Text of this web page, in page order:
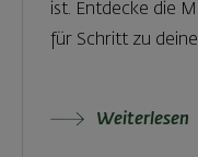
ist. Entdecke die
für Schritt zu
Weiterlesen